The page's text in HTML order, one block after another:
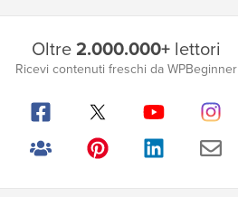
laterale
principale
Oltre2.000.000+lettori
Ricevi contenuti freschi da WPBeginner